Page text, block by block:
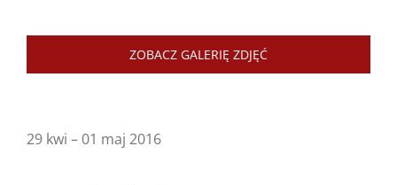
ZOBACZ GALERIĘ ZDJĘĆ
29 kwi – 01 maj 2016